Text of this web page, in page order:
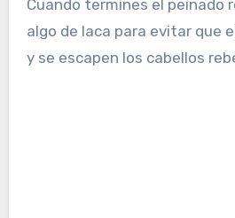
Cuando termines el peinado
algo de laca para evitar que
y se escapen los cabellos